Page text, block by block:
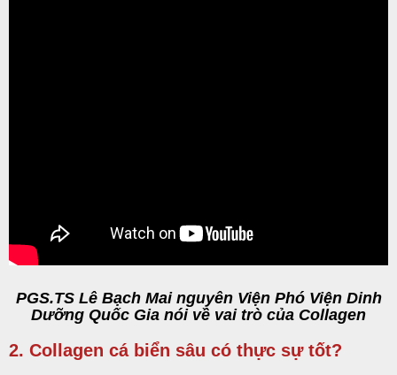
PGS.TS Lê Bạch Mai nguyên Viện Phó Viện Dinh
Dưỡng Quốc Gia nói về vai trò của Collagen
2. Collagen cá biển sâu có thực sự tốt?